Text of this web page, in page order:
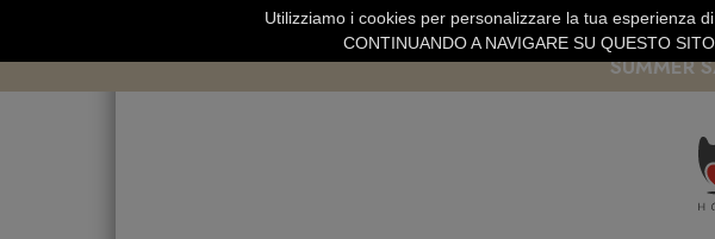
SPEDIZIONE GRATUITA SOPRA 99 EURO
SUMMER
Utilizziamo i cookies per personalizzare la tua esperienza
CONTINUANDO A NAVIGARE SU QUESTO